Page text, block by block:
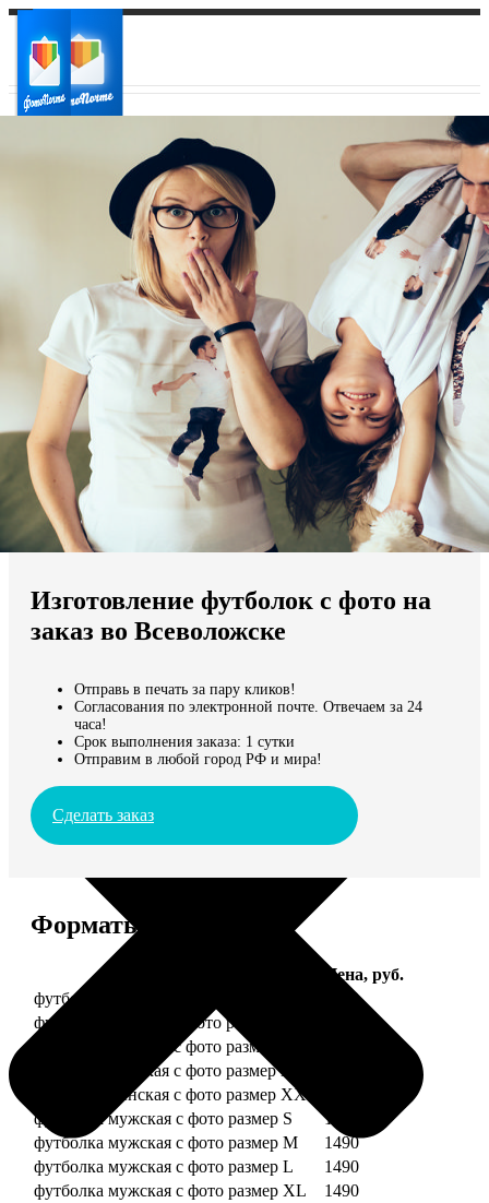
Ваш регион доставки
Выберите из списка:
Мы доставляем по всему миру
Продолжить без города
Изготовление футболок с фото на
заказ во Всеволожске
Отправь в печать за пару кликов!
Согласования по электронной почте. Отвечаем за 24
часа!
Срок выполнения заказа: 1 сутки
Отправим в любой город РФ и мира!
Сделать заказ
Форматы и цены
Цена, руб.
футболка женская с фото размер S
1490
футболка женская с фото размер M
футболка женская с фото размер L
футболка женская с фото размер XL
футболка женская с фото размер XXL
футболка мужская с фото размер S
1490
футболка мужская с фото размер M
1490
футболка мужская с фото размер L
1490
футболка мужская с фото размер XL
1490